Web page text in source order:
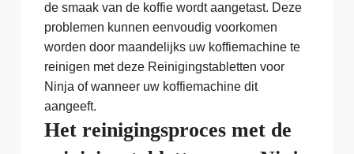
de smaak van de koffie wordt aangetast. Deze
problemen kunnen eenvoudig voorkomen
worden door maandelijks uw koffiemachine te
reinigen met deze Reinigingstabletten voor
Ninja of wanneer uw koffiemachine dit
aangeeft.
Het reinigingsproces met de